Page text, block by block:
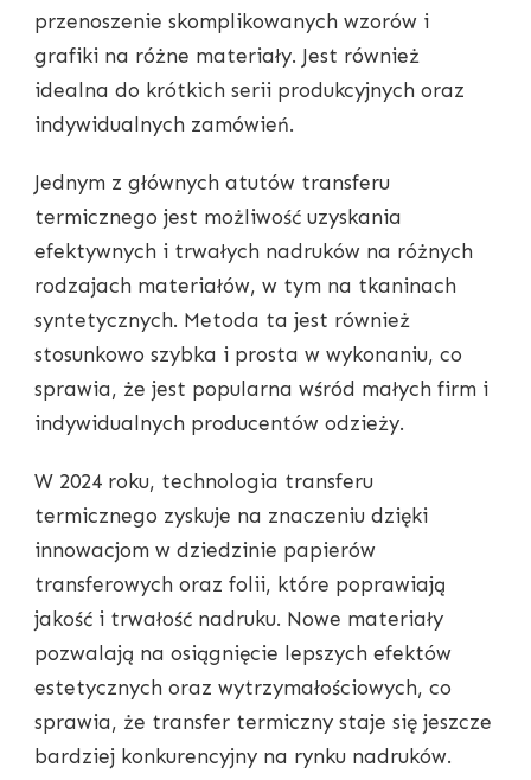
przenoszenie skomplikowanych wzorów i
grafiki na różne materiały. Jest również
idealna do krótkich serii produkcyjnych oraz
indywidualnych zamówień.
Jednym z głównych atutów transferu
termicznego jest możliwość uzyskania
efektywnych i trwałych nadruków na różnych
rodzajach materiałów, w tym na tkaninach
syntetycznych. Metoda ta jest również
stosunkowo szybka i prosta w wykonaniu, co
sprawia, że jest popularna wśród małych firm i
indywidualnych producentów odzieży.
W 2024 roku, technologia transferu
termicznego zyskuje na znaczeniu dzięki
innowacjom w dziedzinie papierów
transferowych oraz folii, które poprawiają
jakość i trwałość nadruku. Nowe materiały
pozwalają na osiągnięcie lepszych efektów
estetycznych oraz wytrzymałościowych, co
sprawia, że transfer termiczny staje się jeszcze
bardziej konkurencyjny na rynku nadruków.